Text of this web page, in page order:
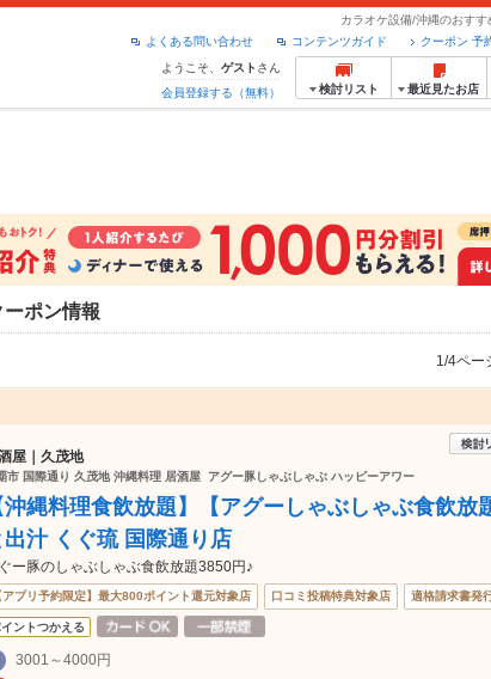
カラオケ設備/沖縄のおすす
クーポン 予
コンテンツガイド
よくある問い合わせ
ようこそ、 ゲスト さん
会員登録する（無料）
検討リスト 最近見たお店
ポン情報
1/4ペー
屋｜久茂地
市 国際通り 久茂地 沖縄料理 居酒屋 アグー豚しゃぶしゃぶ ハッピーアワー
沖縄料理食飲放題】【アグーしゃぶしゃぶ食飲放
出汁 くぐ琉 国際通り店
ー豚のしゃぶしゃぶ食飲放題3850円♪
アプリ予約限定】最大800ポイント還元対象店 口コミ投稿特典対象店 適格請求書発
イントつかえる
3001～4000円